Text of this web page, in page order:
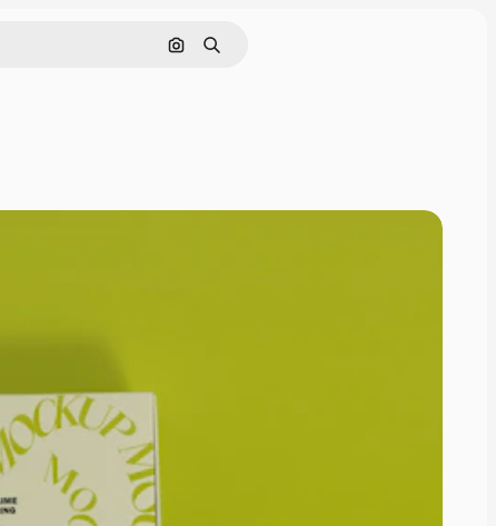
Pesquisar por imagem
Buscar